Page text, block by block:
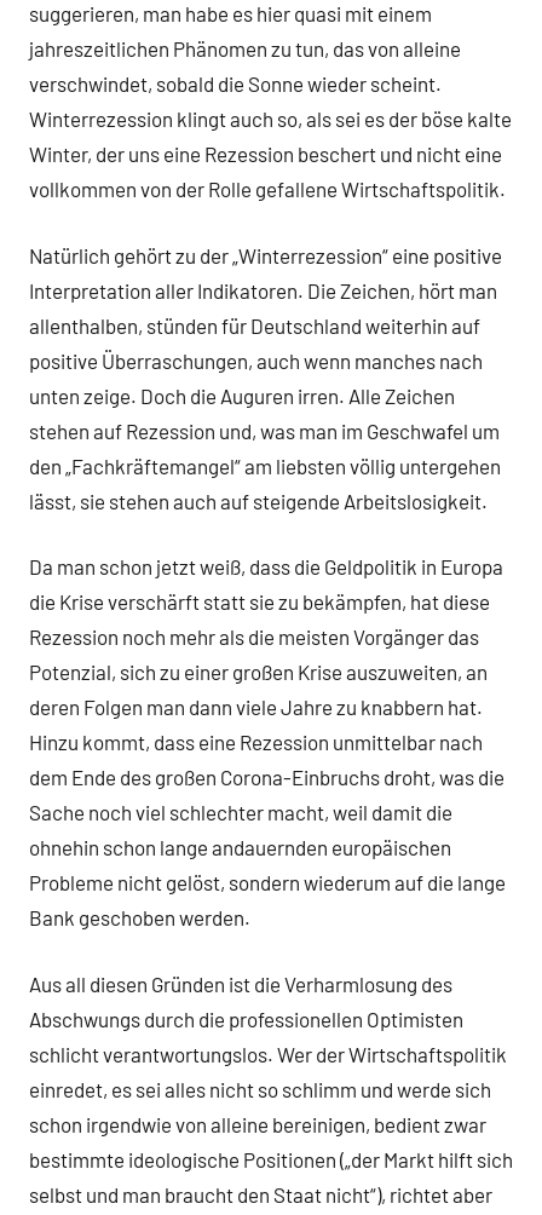
suggerieren, man habe es hier quasi mit einem
jahreszeitlichen Phänomen zu tun, das von alleine
verschwindet, sobald die Sonne wieder scheint.
Winterrezession klingt auch so, als sei es der böse kalte
Winter, der uns eine Rezession beschert und nicht eine
vollkommen von der Rolle gefallene Wirtschaftspolitik.
Natürlich gehört zu der „Winterrezession“ eine positive
Interpretation aller Indikatoren. Die Zeichen, hört man
allenthalben, stünden für Deutschland weiterhin auf
positive Überraschungen, auch wenn manches nach
unten zeige. Doch die Auguren irren. Alle Zeichen
stehen auf Rezession und, was man im Geschwafel um
den „Fachkräftemangel“ am liebsten völlig untergehen
lässt, sie stehen auch auf steigende Arbeitslosigkeit.
Da man schon jetzt weiß, dass die Geldpolitik in Europa
die Krise verschärft statt sie zu bekämpfen, hat diese
Rezession noch mehr als die meisten Vorgänger das
Potenzial, sich zu einer großen Krise auszuweiten, an
deren Folgen man dann viele Jahre zu knabbern hat.
Hinzu kommt, dass eine Rezession unmittelbar nach
dem Ende des großen Corona-Einbruchs droht, was die
Sache noch viel schlechter macht, weil damit die
ohnehin schon lange andauernden europäischen
Probleme nicht gelöst, sondern wiederum auf die lange
Bank geschoben werden.
Aus all diesen Gründen ist die Verharmlosung des
Abschwungs durch die professionellen Optimisten
schlicht verantwortungslos. Wer der Wirtschaftspolitik
einredet, es sei alles nicht so schlimm und werde sich
schon irgendwie von alleine bereinigen, bedient zwar
bestimmte ideologische Positionen („der Markt hilft sich
selbst und man braucht den Staat nicht“), richtet aber